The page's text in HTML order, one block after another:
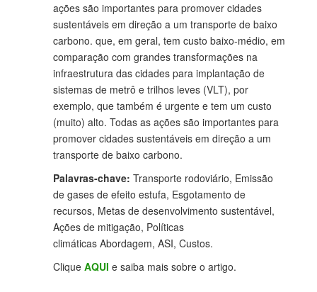
ações são importantes para promover cidades
sustentáveis ​​em direção a um transporte de baixo
carbono. que, em geral, tem custo baixo-médio, em
comparação com grandes transformações na
infraestrutura das cidades para implantação de
sistemas de metrô e trilhos leves (VLT), por
exemplo, que também é urgente e tem um custo
(muito) alto. Todas as ações são importantes para
promover cidades sustentáveis ​​em direção a um
transporte de baixo carbono.
Palavras-chave: Transporte rodoviário, Emissão
de gases de efeito estufa, Esgotamento de
recursos, Metas de desenvolvimento sustentável,
Ações de mitigação, Políticas
climáticas Abordagem, ASI, Custos.
Clique AQUI e saiba mais sobre o artigo.